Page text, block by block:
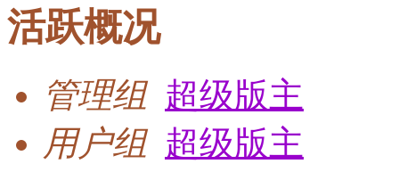
活跃概况
管理组 超级版主
用户组 超级版主